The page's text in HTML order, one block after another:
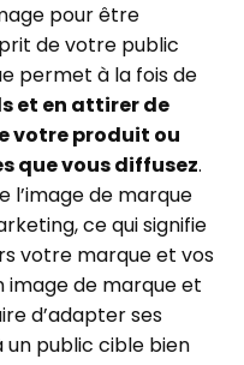
pour être
de votre public
permet à la fois de
et en attirer de
votre produit ou
que vous diffusez.
l’image de marque
ce qui signifie
votre marque et vos
image de marque et
d’adapter ses
public cible bien